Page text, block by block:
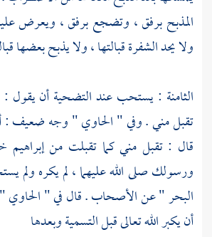
المذبح برفق ، وتضجع برفق ، ويعرض
ولا يحد الشفرة قبالتها ، ولا يذبح بعضها
الثامنة : يستحب عند التضحية أن يقول
تقبل مني . وفي " الحاوي " وجه ضعيف :
قال : تقبل مني كما تقبلت منإبراهيم
ورسولك صلى الله عليهما ، لم يكره ولم
البحر " عن الأصحاب . قال في " الحاوي "
أن يكبر الله تعالى قبل التسمية وبعدها